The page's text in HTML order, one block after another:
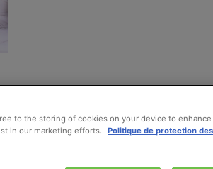
to the storing of cookies on your device to
in our marketing efforts. Politique de protection